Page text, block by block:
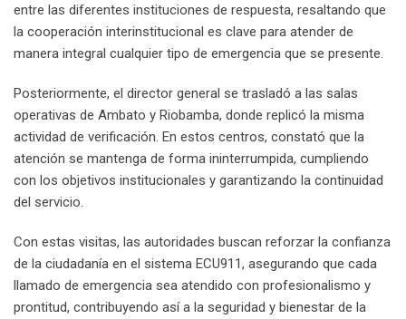
entre las diferentes instituciones de respuesta, resaltando que
la cooperación interinstitucional es clave para atender de
manera integral cualquier tipo de emergencia que se presente.
Posteriormente, el director general se trasladó a las salas
operativas de Ambato y Riobamba, donde replicó la misma
actividad de verificación. En estos centros, constató que la
atención se mantenga de forma ininterrumpida, cumpliendo
con los objetivos institucionales y garantizando la continuidad
del servicio.
Con estas visitas, las autoridades buscan reforzar la confianza
de la ciudadanía en el sistema ECU911, asegurando que cada
llamado de emergencia sea atendido con profesionalismo y
prontitud, contribuyendo así a la seguridad y bienestar de la